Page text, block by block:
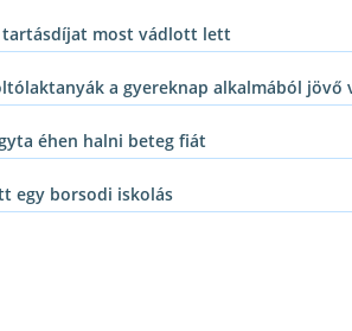
tartásdíjat most vádlott lett
a gyereknap alkalmából jövő
éhen halni beteg fiát
egy borsodi iskolás